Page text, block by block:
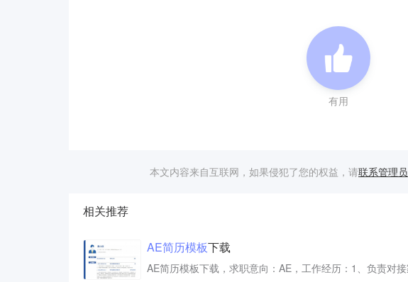
有用
本文内容来自互联网，如果侵犯了您的权益，请联系管理员
相关推荐
AE简历模板下载